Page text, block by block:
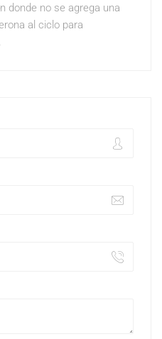
donde no se agrega una
al ciclo para